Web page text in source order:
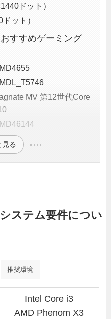
ドット）
ット）
すすめゲーミング
MV 第12世代Core
見る
ステム要件につい
推奨環境
Intel Core i3
AMD Phenom X3